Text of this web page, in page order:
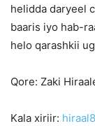
helidda daryeel
baaris iyo hab-
helo qarashkii
Qore: Zaki
Kala xiriir: